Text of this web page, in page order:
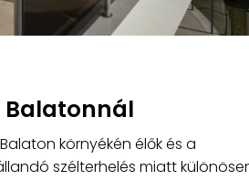
Balatonnál
környékén élők és a
szélterhelés miatt